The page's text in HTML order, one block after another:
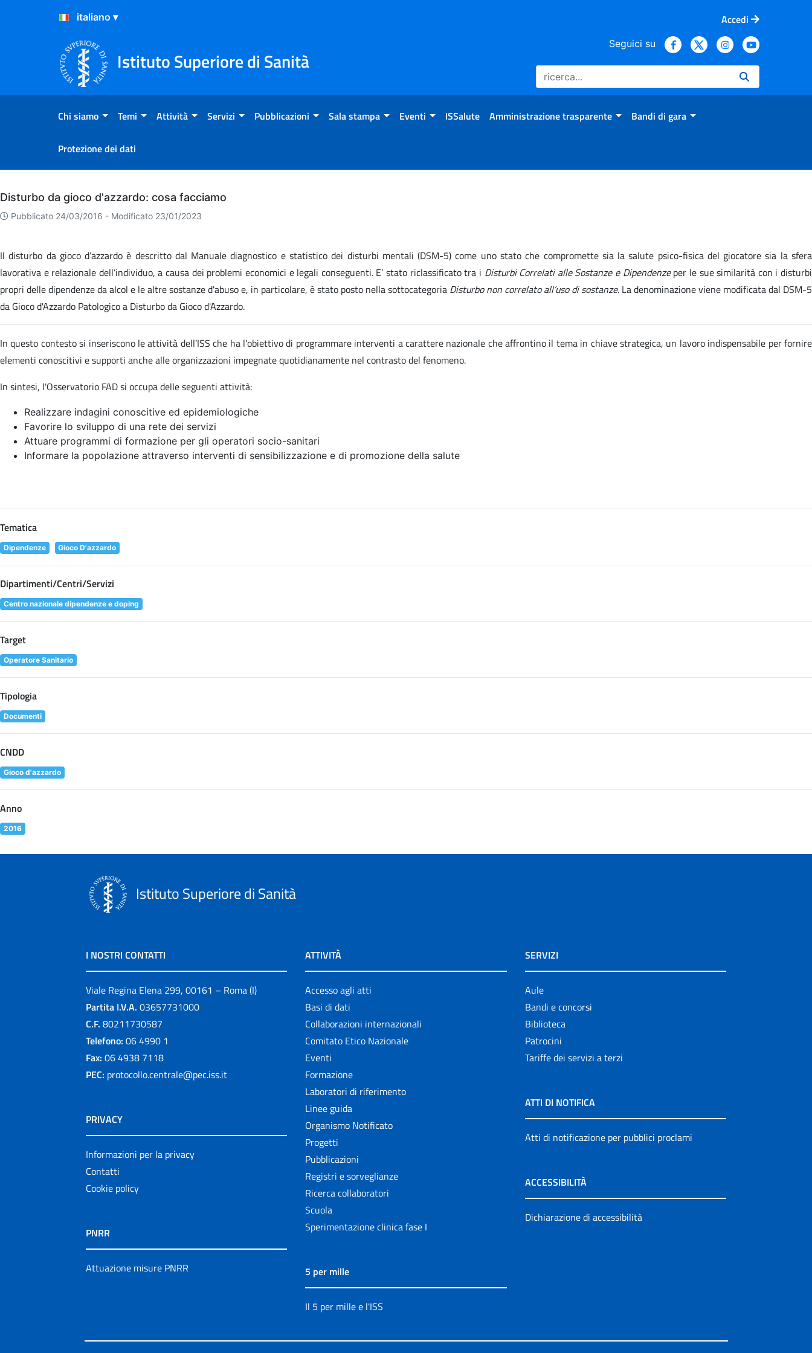
Salta al Contenuto
Salta al Footer
Accedi
Istituto Superiore di Sanità
Seguici su
Chi siamo Temi Attività Servizi Pubblicazioni Sala stampa Eventi ISSalute Amministrazione trasparente Bandi di gara
Protezione dei dati
Archivio
Disturbo da gioco d'azzardo: cosa facciamo
Pubblicato 24/03/2016 - Modificato 23/01/2023
Il disturbo da gioco d’azzardo è descritto dal Manuale diagnostico e statistico dei disturbi mentali (DSM-5) come uno stato che compromette sia la salute psico-fisica del giocatore sia la sfera
lavorativa e relazionale dell’individuo, a causa dei problemi economici e legali conseguenti. E’ stato riclassificato tra i Disturbi Correlati alle Sostanze e Dipendenzeper le sue similarità con i disturbi
propri delle dipendenze da alcol e le altre sostanze d'abuso e, in particolare, è stato posto nella sottocategoria Disturbo non correlato all’uso di sostanze. La denominazione viene modificata dal DSM-5
da Gioco d'Azzardo Patologico a Disturbo da Gioco d'Azzardo.
In questo contesto si inseriscono le attività dell’ISS che ha l'obiettivo di programmare interventi a carattere nazionale che affrontino il tema in chiave strategica, un lavoro indispensabile per fornire
elementi conoscitivi e supporti anche alle organizzazioni impegnate quotidianamente nel contrasto del fenomeno.
In sintesi, l'Osservatorio FAD si occupa delle seguenti attività:
Realizzare indagini conoscitive ed epidemiologiche
Favorire lo sviluppo di una rete dei servizi
Attuare programmi di formazione per gli operatori socio-sanitari
Informare la popolazione attraverso interventi di sensibilizzazione e di promozione della salute
Tematica
Dipendenze Gioco D'azzardo
Dipartimenti/Centri/Servizi
Centro nazionale dipendenze e doping
Target
Operatore Sanitario
Tipologia
Documenti
CNDD
Gioco d'azzardo
Anno
2016
Istituto Superiore di Sanità
I NOSTRI CONTATTI
Viale Regina Elena 299, 00161 – Roma (I)
Partita I.V.A. 03657731000
C.F. 80211730587
Telefono: 06 4990 1
Fax: 06 4938 7118
PEC: protocollo.centrale@pec.iss.it
PRIVACY
Informazioni per la privacy
Contatti
Cookie policy
PNRR
Attuazione misure PNRR
ATTIVITÀ
Accesso agli atti
Basi di dati
Collaborazioni internazionali
Comitato Etico Nazionale
Eventi
Formazione
Laboratori di riferimento
Linee guida
Organismo Notificato
Progetti
Pubblicazioni
Registri e sorveglianze
Ricerca collaboratori
Scuola
Sperimentazione clinica fase I
5 per mille
Il 5 per mille e l'ISS
SERVIZI
Aule
Bandi e concorsi
Biblioteca
Patrocini
Tariffe dei servizi a terzi
ATTI DI NOTIFICA
Atti di notificazione per pubblici proclami
ACCESSIBILITÀ
Dichiarazione di accessibilità